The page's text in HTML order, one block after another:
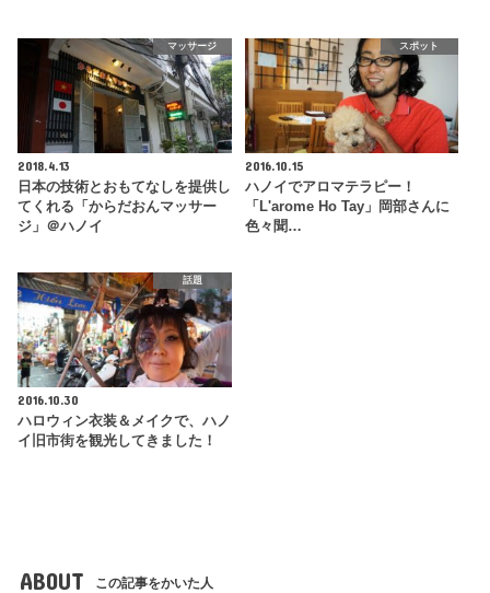
マッサージ
2018.4.13
日本の技術とおもてなしを提供し
てくれる「からだおんマッサー
ジ」＠ハノイ
スポット
2016.10.15
ハノイでアロマテラピー！
「L'arome Ho Tay」岡部さんに
色々聞…
話題
2016.10.30
ハロウィン衣装＆メイクで、ハノ
イ旧市街を観光してきました！
ABOUT この記事をかいた人